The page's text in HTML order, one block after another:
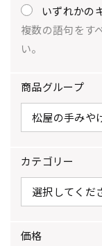
いずれかの
複数の語句をす
い。
商品グループ
カテゴリー
価格